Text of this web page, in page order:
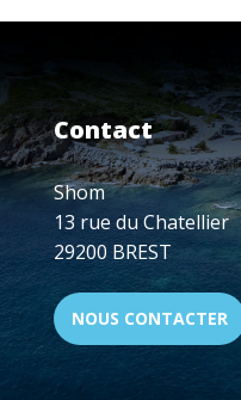
Contact
Shom
13 rue du Chatellier
29200 BREST
NOUS CONTACTER